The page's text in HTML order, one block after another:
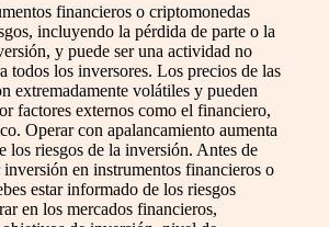
financieros o criptomonedas
incluyendo la pérdida de parte o la
y puede ser una actividad no
todos los inversores. Los precios de las
extremadamente volátiles y pueden
factores externos como el financiero,
Operar con apalancamiento aumenta
los riesgos de la inversión. Antes de
en instrumentos financieros o
estar informado de los riesgos
en los mercados financieros,